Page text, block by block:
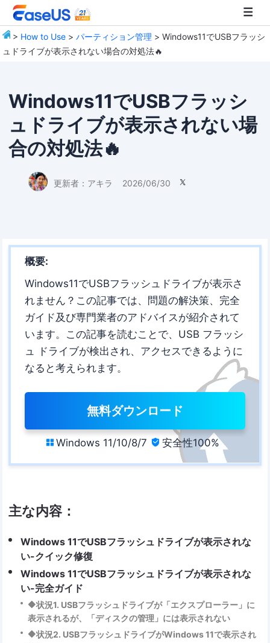
> How to Use >パーティション管理 > Windows11でUSBフラッシ
ュドライブが表示されない場合の対処法🔥
Windows11でUSBフラッシ
ュドライブが表示されない場
合の対処法🔥
更新者： アキラ 2026/06/30 
概要:
Windows11でUSBフラッシュドライブが表示さ
れません？この記事では、問題の解決策、完全
ガイド及び専門業者のアドバイスが紹介されて
います。この記事を読むことで、USB フラッシ
ュ ドライブが検出され、アクセスできるように
なると考えられます。
無料ダウンロード
 Windows 11/10/8/7  安全性100%
主な内容：
Windows 11でUSBフラッシュドライブが表示されな
い-クイック修復
Windows 11でUSBフラッシュドライブが表示されな
い-完全ガイド
🔶状況1. USBフラッシュドライブが「エクスプローラー」に
表示されるが、「ディスクの管理」には表示されない
🔶状況2. USBフラッシュドライブがWindows 11で表示され